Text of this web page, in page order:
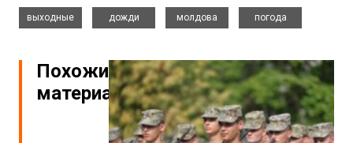
выходные
дожди
молдова
погода
Похожие
материалы